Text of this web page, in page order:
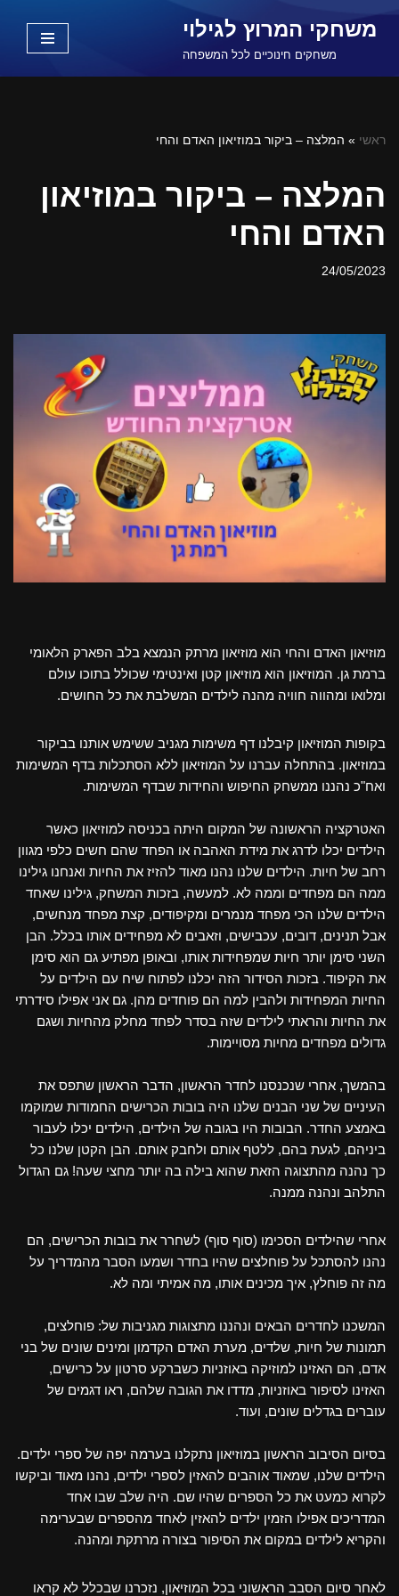
משחקי המרוץ לגילוי
משחקים חינוכיים לכל המשפחה
ראשי » המלצה – ביקור במוזיאון האדם והחי
המלצה – ביקור במוזיאון
האדם והחי
24/05/2023
מוזיאון האדם והחי הוא מוזיאון מרתק הנמצא בלב הפארק הלאומי
ברמת גן. המוזיאון הוא מוזיאון קטן ואינטימי שכולל בתוכו עולם
ומלואו ומהווה חוויה מהנה לילדים המשלבת את כל החושים.
בקופות המוזיאון קיבלנו דף משימות מגניב ששימש אותנו בביקור
במוזיאון. בהתחלה עברנו על המוזיאון ללא הסתכלות בדף המשימות
ואח"כ נהננו ממשחק החיפוש והחידות שבדף המשימות.
האטרקציה הראשונה של המקום היתה בכניסה למוזיאון כאשר
הילדים יכלו לדרג את מידת האהבה או הפחד שהם חשים כלפי מגוון
רחב של חיות. הילדים שלנו נהנו מאוד להזיז את החיות ואנחנו גילינו
ממה הם מפחדים וממה לא. למעשה, בזכות המשחק, גילינו שאחד
הילדים שלנו הכי מפחד מנמרים ומקיפודים, קצת מפחד מנחשים,
אבל תנינים, דובים, עכבישים, וזאבים לא מפחידים אותו בכלל. הבן
השני סימן יותר חיות שמפחידות אותו, ובאופן מפתיע גם הוא סימן
את הקיפוד. בזכות הסידור הזה יכלנו לפתוח שיח עם הילדים על
החיות המפחידות ולהבין למה הם פוחדים מהן. גם אני אפילו סידרתי
את החיות והראתי לילדים שזה בסדר לפחד מחלק מהחיות ושגם
גדולים מפחדים מחיות מסויימות.
בהמשך, אחרי שנכנסנו לחדר הראשון, הדבר הראשון שתפס את
העיניים של שני הבנים שלנו היה בובות הכרישים החמודות שמוקמו
באמצע החדר. הבובות היו בגובה של הילדים, הילדים יכלו לעבור
ביניהם, לגעת בהם, ללטף אותם ולחבק אותם. הבן הקטן שלנו כל
כך נהנה מהתצוגה הזאת שהוא בילה בה יותר מחצי שעה! גם הגדול
התלהב ונהנה ממנה.
אחרי שהילדים הסכימו (סוף סוף) לשחרר את בובות הכרישים, הם
נהנו להסתכל על פוחלצים שהיו בחדר ושמעו הסבר מהמדריך על
מה זה פוחלץ, איך מכינים אותו, מה אמיתי ומה לא.
המשכנו לחדרים הבאים ונהננו מתצוגות מגניבות של: פוחלצים,
תמונות של חיות, שלדים, מערת האדם הקדמון ומינים שונים של בני
אדם, הם האזינו למוזיקה באוזניות כשברקע סרטון על כרישים,
האזינו לסיפור באוזניות, מדדו את הגובה שלהם, ראו דגמים של
עוברים בגדלים שונים, ועוד.
בסיום הסיבוב הראשון במוזיאון נתקלנו בערמה יפה של ספרי ילדים.
הילדים שלנו, שמאוד אוהבים להאזין לספרי ילדים, נהנו מאוד וביקשו
לקרוא כמעט את כל הספרים שהיו שם. היה שלב שבו אחד
המדריכים אפילו הזמין ילדים להאזין לאחד מהספרים שבערימה
והקריא לילדים במקום את הסיפור בצורה מרתקת ומהנה.
לאחר סיום הסבב הראשוני בכל המוזיאון, נזכרנו שבכלל לא קראו